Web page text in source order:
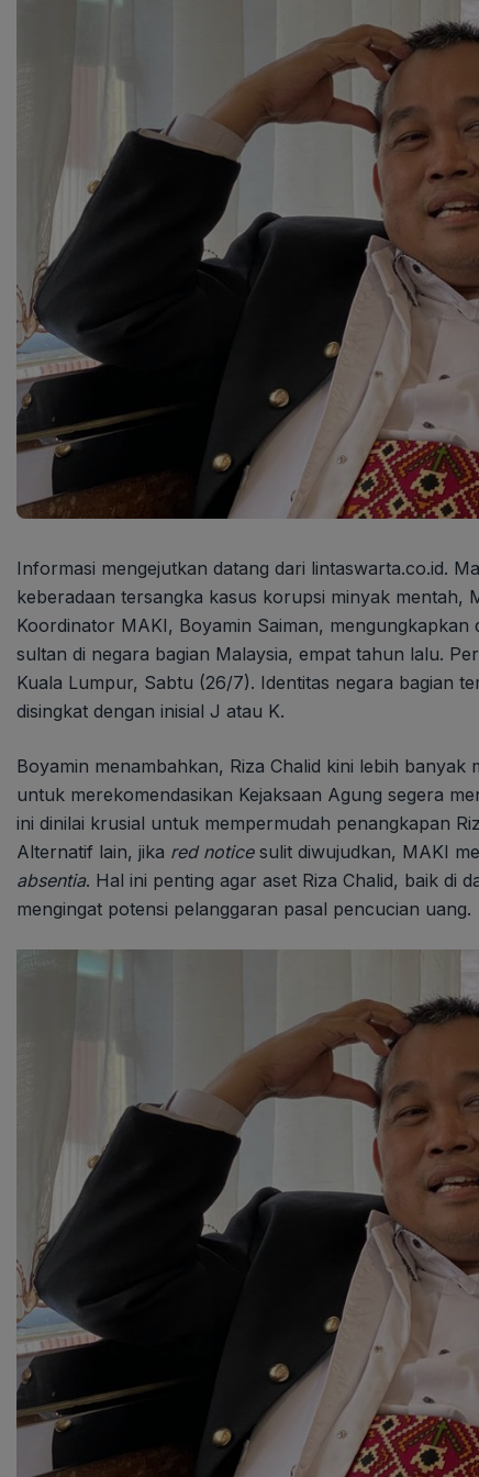
Informasi mengejutkan datang dari lintaswarta.co.id.
keberadaan tersangka kasus korupsi minyak mentah,
Koordinator MAKI, Boyamin Saiman,
sultan di negara bagian Malaysia, empat tahun lalu.
Kuala Lumpur, Sabtu (26/7). Identitas negara bagian
disingkat dengan inisial J atau K.
Boyamin menambahkan, Riza Chalid kini lebih
untuk merekomendasikan Kejaksaan Agung segera
ini dinilai krusial untuk mempermudah penangkapan
Alternatif lain, jika red noticesulit diwujudkan, MAKI
absentia. Hal ini penting agar aset Riza Chalid, baik di
mengingat potensi pelanggaran pasal pencucian uang.